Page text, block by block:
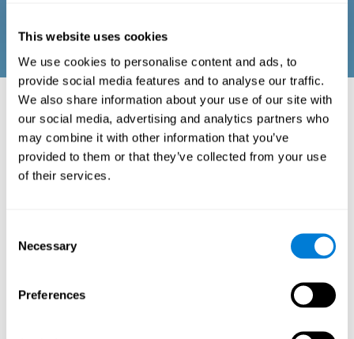
This website uses cookies
We use cookies to personalise content and ads, to
provide social media features and to analyse our traffic.
We also share information about your use of our site with
our social media, advertising and analytics partners who
may combine it with other information that you’ve
provided to them or that they’ve collected from your use
of their services.
Selection
Necessary
Preferences
ESTIMULACIÓN COGNITIVA DE TU
FAMILIA:
La plataforma para familias de CogniFit consta de
baterías de ejercicios mentales en forma de entretenidos
obtenidos a través de la exploración y la estandarización
de las puntuaciones en función de la edad y el sexo,
Entender la situación cognitiva particular de cada miembro de
la familia.
Configurar y personalizar los entrenamientos cognitivos